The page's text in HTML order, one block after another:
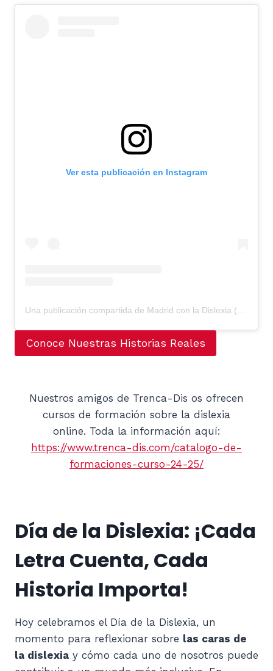
Ver esta publicación en Instagram
Conoce Nuestras Historias Reales
Nuestros amigos de Trenca-Dis os ofrecen
cursos de formación sobre la dislexia
online. Toda la información aquí:
https://www.trenca-dis.com/catalogo-de-
formaciones-curso-24-25/
Día de la Dislexia: ¡Cada
Letra Cuenta, Cada
Historia Importa!
Hoy celebramos el Día de la Dislexia, un
momento para reflexionar sobre las caras de
la dislexia y cómo cada uno de nosotros puede